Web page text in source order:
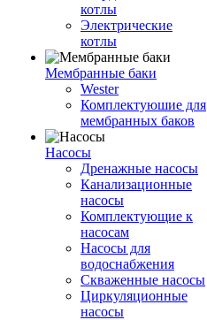
котлы
Электрические
котлы
Мембранные баки
Wester
Комплектуюшие для
мембранных баков
Насосы
Дренажные насосы
Канализационные
насосы
Комплектующие к
насосам
Насосы для
водоснабжения
Скваженные насосы
Циркуляционные
насосы